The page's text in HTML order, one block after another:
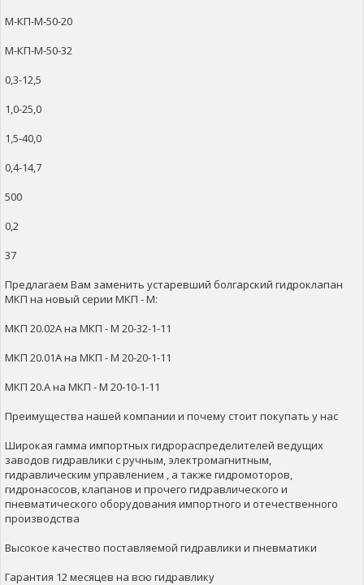
М-КП-М-50-20
М-КП-М-50-32
0,3-12,5
1,0-25,0
1,5-40,0
0,4-14,7
500
0,2
37
Предлагаем Вам заменить устаревший болгарский гидроклапан
МКП на новый серии МКП - М:
МКП 20.02А на МКП - М 20-32-1-11
МКП 20.01А на МКП - М 20-20-1-11
МКП 20.А на МКП - М 20-10-1-11
Преимущества нашей компании и почему стоит покупать у нас
Широкая гамма импортных гидрораспределителей ведущих
заводов гидравлики с ручным, электромагнитным,
гидравлическим управлением , а также гидромоторов,
гидронасосов, клапанов и прочего гидравлического и
пневматического оборудования импортного и отечественного
производства
Высокое качество поставляемой гидравлики и пневматики
Гарантия 12 месяцев на всю гидравлику